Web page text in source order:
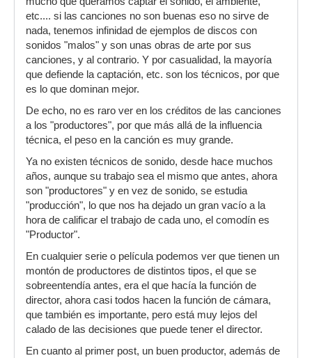
etc.... si las canciones no son buenas eso no sirve de
nada, tenemos infinidad de ejemplos de discos con
sonidos "malos" y son unas obras de arte por sus
canciones, y al contrario. Y por casualidad, la mayoría
que defiende la captación, etc. son los técnicos, por que
es lo que dominan mejor.
De echo, no es raro ver en los créditos de las canciones
a los "productores", por que más allá de la influencia
técnica, el peso en la canción es muy grande.
Ya no existen técnicos de sonido, desde hace muchos
años, aunque su trabajo sea el mismo que antes, ahora
son "productores" y en vez de sonido, se estudia
"producción", lo que nos ha dejado un gran vacío a la
hora de calificar el trabajo de cada uno, el comodín es
"Productor".
En cualquier serie o película podemos ver que tienen un
montón de productores de distintos tipos, el que se
sobreentendía antes, era el que hacía la función de
director, ahora casi todos hacen la función de cámara,
que también es importante, pero está muy lejos del
calado de las decisiones que puede tener el director.
En cuanto al primer post, un buen productor, además de